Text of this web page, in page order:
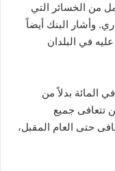
من الخسائر التي
وأشار البنك أيضاً
في البلدان
للعام المقبل، يتوقع رابوبنك نمواً بنسبة 3.7 في المائة بدلاً من
“لكن لن تتعافى جميع
حتى العام المقبل،